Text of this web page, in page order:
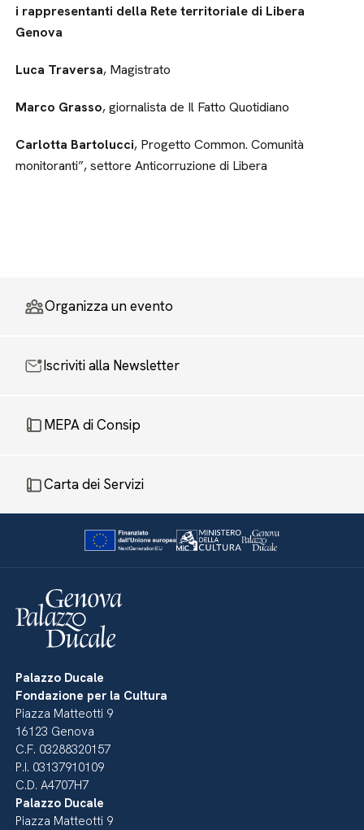
i rappresentanti della Rete territoriale di Libera
Genova
Luca Traversa, Magistrato
Marco Grasso, giornalista de Il Fatto Quotidiano
Carlotta Bartolucci, Progetto Common. Comunità
monitoranti”, settore Anticorruzione di Libera
Organizza un evento
Iscriviti alla Newsletter
MEPA di Consip
Carta dei Servizi
Palazzo Ducale
Fondazione per la Cultura
Piazza Matteotti 9
16123 Genova
C.F. 03288320157
P.I. 03137910109
C.D. A4707H7
Palazzo Ducale
Piazza Matteotti 9